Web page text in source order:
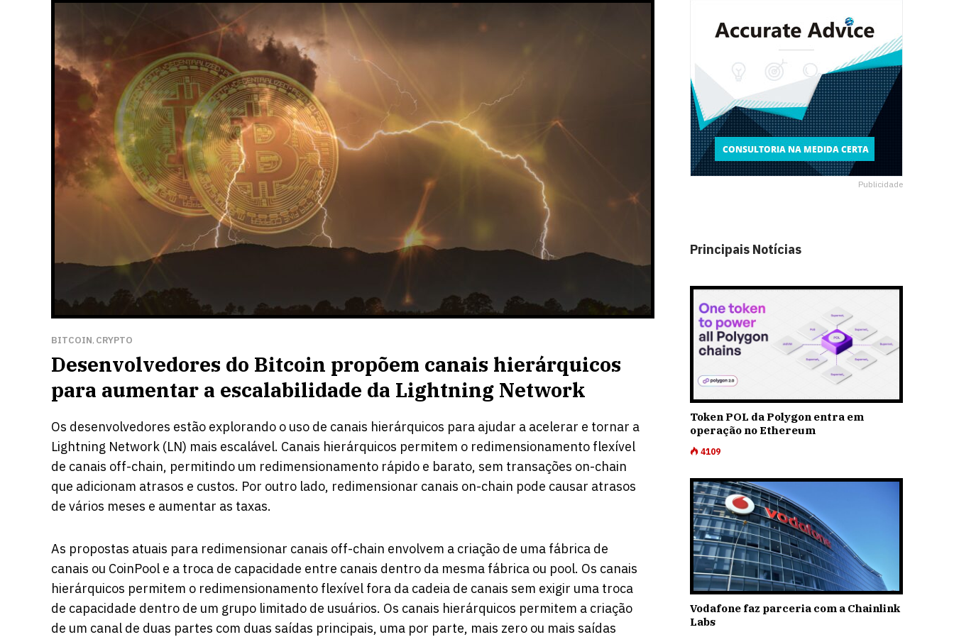
BITCOIN, CRYPTO
Desenvolvedores do Bitcoin propõem canais hierárquicos
para aumentar a escalabilidade da Lightning Network
Os desenvolvedores estão explorando o uso de canais hierárquicos para ajudar a acelerar e tornar a
Lightning Network (LN) mais escalável. Canais hierárquicos permitem o redimensionamento flexível
de canais off-chain, permitindo um redimensionamento rápido e barato, sem transações on-chain
que adicionam atrasos e custos. Por outro lado, redimensionar canais on-chain pode causar atrasos
de vários meses e aumentar as taxas.
As propostas atuais para redimensionar canais off-chain envolvem a criação de uma fábrica de
canais ou CoinPool e a troca de capacidade entre canais dentro da mesma fábrica ou pool. Os canais
hierárquicos permitem o redimensionamento flexível fora da cadeia de canais sem exigir uma troca
de capacidade dentro de um grupo limitado de usuários. Os canais hierárquicos permitem a criação
de um canal de duas partes com duas saídas principais, uma por parte, mais zero ou mais saídas
Publicidade
Principais Notícias
Token POL da Polygon entra em
operação no Ethereum
4109
Vodafone faz parceria com a Chainlink
Labs